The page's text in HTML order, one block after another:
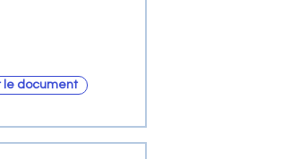
le document